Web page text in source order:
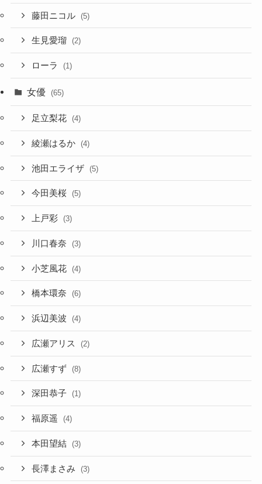
藤田ニコル (5)
生見愛瑠 (2)
ローラ (1)
女優 (65)
足立梨花 (4)
綾瀬はるか (4)
池田エライザ (5)
今田美桜 (5)
上戸彩 (3)
川口春奈 (3)
小芝風花 (4)
橋本環奈 (6)
浜辺美波 (4)
広瀬アリス (2)
広瀬すず (8)
深田恭子 (1)
福原遥 (4)
本田望結 (3)
長澤まさみ (3)